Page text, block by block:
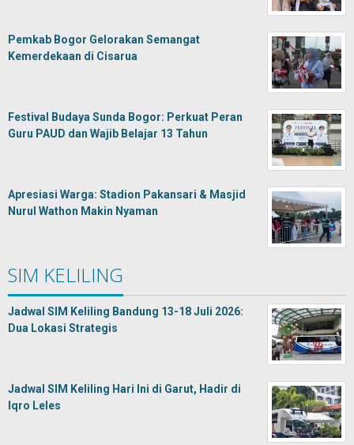
Pemkab Bogor Gelorakan Semangat
Kemerdekaan di Cisarua
Festival Budaya Sunda Bogor: Perkuat Peran
Guru PAUD dan Wajib Belajar 13 Tahun
Apresiasi Warga: Stadion Pakansari & Masjid
Nurul Wathon Makin Nyaman
SIM KELILING
Jadwal SIM Keliling Bandung 13-18 Juli 2026:
Dua Lokasi Strategis
Jadwal SIM Keliling Hari Ini di Garut, Hadir di
Iqro Leles